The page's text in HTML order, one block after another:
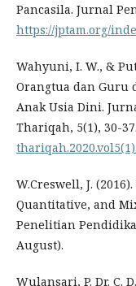
Pancasila. Jurnal
https://jptam.org/
Wahyuni, I. W., &
Orangtua dan Guru
Anak Usia Dini.
Thariqah, 5(1), 30-37.
W.Creswell, J.
Quantitative, and
Penelitian
August).
Wulansari, P. Dr. C.